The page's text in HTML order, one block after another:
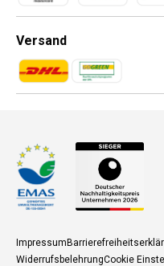
Versand
Zahlungsmethoden
Zahlungsmethoden
Impressum
WiderrufsbelehrungCookie